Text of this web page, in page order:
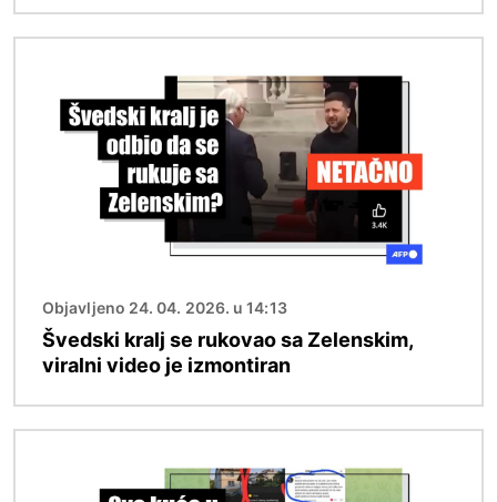
Objavljeno 24. 04. 2026. u 14:13
Švedski kralj se rukovao sa Zelenskim,
viralni video je izmontiran